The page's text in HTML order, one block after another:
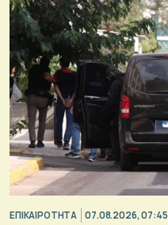
ΕΠΙΚΑΙΡΟΤΗΤΑ 07.08.2026, 07:45